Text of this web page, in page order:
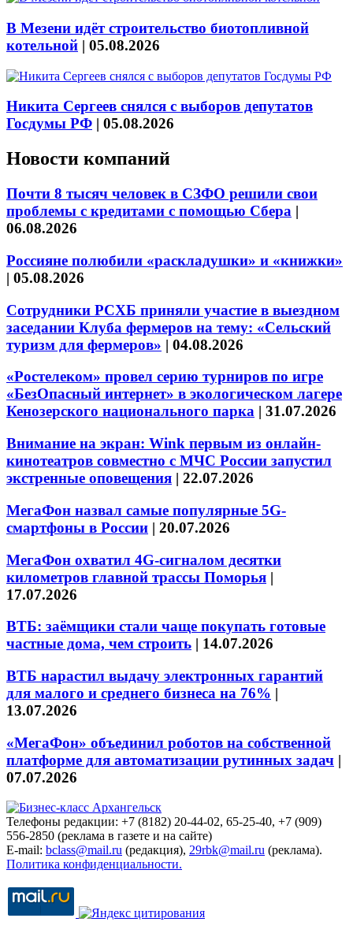
В Мезени идёт строительство биотопливной
котельной | 05.08.2026
Никита Сергеев снялся с выборов депутатов
Госдумы РФ | 05.08.2026
Новости компаний
Почти 8 тысяч человек в СЗФО решили свои
проблемы с кредитами с помощью Сбера |
06.08.2026
Россияне полюбили «раскладушки» и «книжки»
| 05.08.2026
Сотрудники РСХБ приняли участие в выездном
заседании Клуба фермеров на тему: «Сельский
туризм для фермеров» | 04.08.2026
«Ростелеком» провел серию турниров по игре
«БезОпасный интернет» в экологическом лагере
Кенозерского национального парка | 31.07.2026
Внимание на экран: Wink первым из онлайн-
кинотеатров совместно с МЧС России запустил
экстренные оповещения | 22.07.2026
МегаФон назвал самые популярные 5G-
смартфоны в России | 20.07.2026
МегаФон охватил 4G-сигналом десятки
километров главной трассы Поморья |
17.07.2026
ВТБ: заёмщики стали чаще покупать готовые
частные дома, чем строить | 14.07.2026
ВТБ нарастил выдачу электронных гарантий
для малого и среднего бизнеса на 76% |
13.07.2026
«МегаФон» объединил роботов на собственной
платформе для автоматизации рутинных задач |
07.07.2026
Телефоны редакции: +7 (8182) 20-44-02, 65-25-40, +7 (909)
556-2850 (реклама в газете и на сайте)
E-mail: bclass@mail.ru (редакция), 29rbk@mail.ru (реклама).
Политика конфиденциальности.